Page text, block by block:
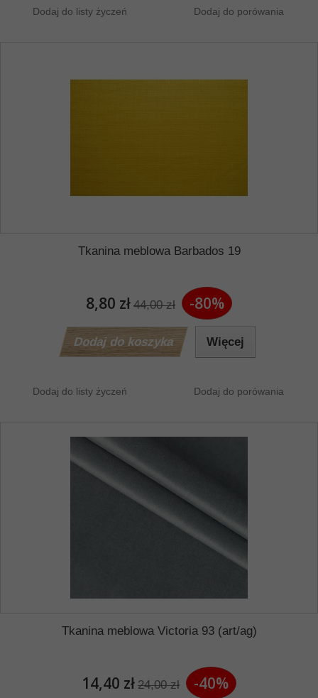
Dodaj do listy życzeń Dodaj do porówania
Tkanina meblowa Barbados 19
8,80 zł 44,00 zł -80%
Dodaj do koszyka Więcej
Dodaj do listy życzeń Dodaj do porówania
Tkanina meblowa Victoria 93 (art/ag)
14,40 zł 24,00 zł -40%